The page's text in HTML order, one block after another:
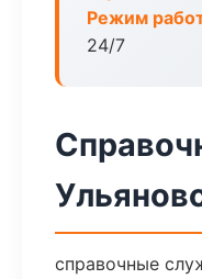
Режим
24/7
справочные